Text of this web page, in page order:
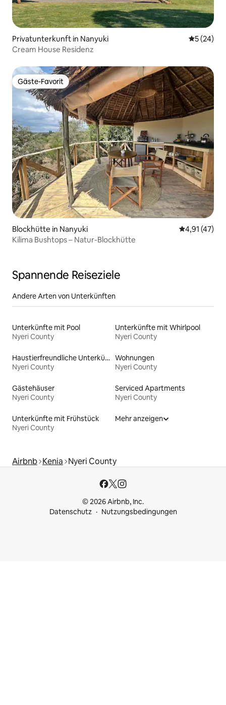
Privatunterkunft in Nanyuki
5 (24)
Cream House Residenz
Gäste-Favorit
Gäste-Favorit
Blockhütte in Nanyuki
4,91 (47)
Kilima Bushtops – Natur-Blockhütte
Spannende Reiseziele
Andere Arten von Unterkünften
Unterkünfte mit Pool
Nyeri County
Unterkünfte mit Whirlpool
Nyeri County
Haustierfreundliche Unterkünfte
Nyeri County
Wohnungen
Nyeri County
Gästehäuser
Nyeri County
Serviced Apartments
Nyeri County
Unterkünfte mit Frühstück
Nyeri County
Mehr anzeigen
Airbnb Kenia Nyeri County
© 2026 Airbnb, Inc.
Datenschutz
Nutzungsbedingungen